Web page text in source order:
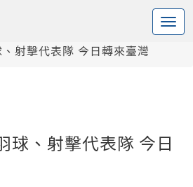
射擊代表隊 今日轉來臺灣
球、射擊代表隊 今日